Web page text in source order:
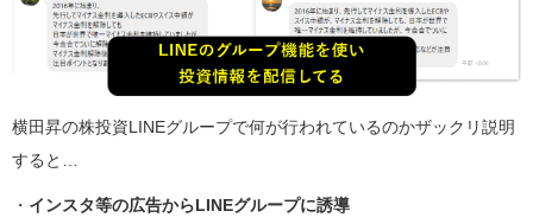
横田昇の株投資LINEグループで何が行われているのかザックリ説明
すると…
・ インスタ等の広告からLINEグループに誘導